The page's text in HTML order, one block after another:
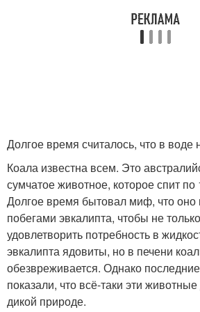
Долгое время считалось, что в воде
Коала известна всем. Это
сумчатое животное, которое спит по
Долгое время бытовал миф, что оно
побегами эвкалипта, чтобы не
удовлетворить потребность в
эвкалипта ядовиты, но в печени
обезвреживается. Однако
показали, что всё-таки эти
дикой природе.